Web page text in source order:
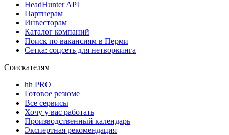
HeadHunter API
Партнерам
Инвесторам
Каталог компаний
Поиск по вакансиям в Перми
Сетка: соцсеть для нетворкинга
Соискателям
hh PRO
Готовое резюме
Все сервисы
Хочу у вас работать
Производственный календарь
Экспертная рекомендация